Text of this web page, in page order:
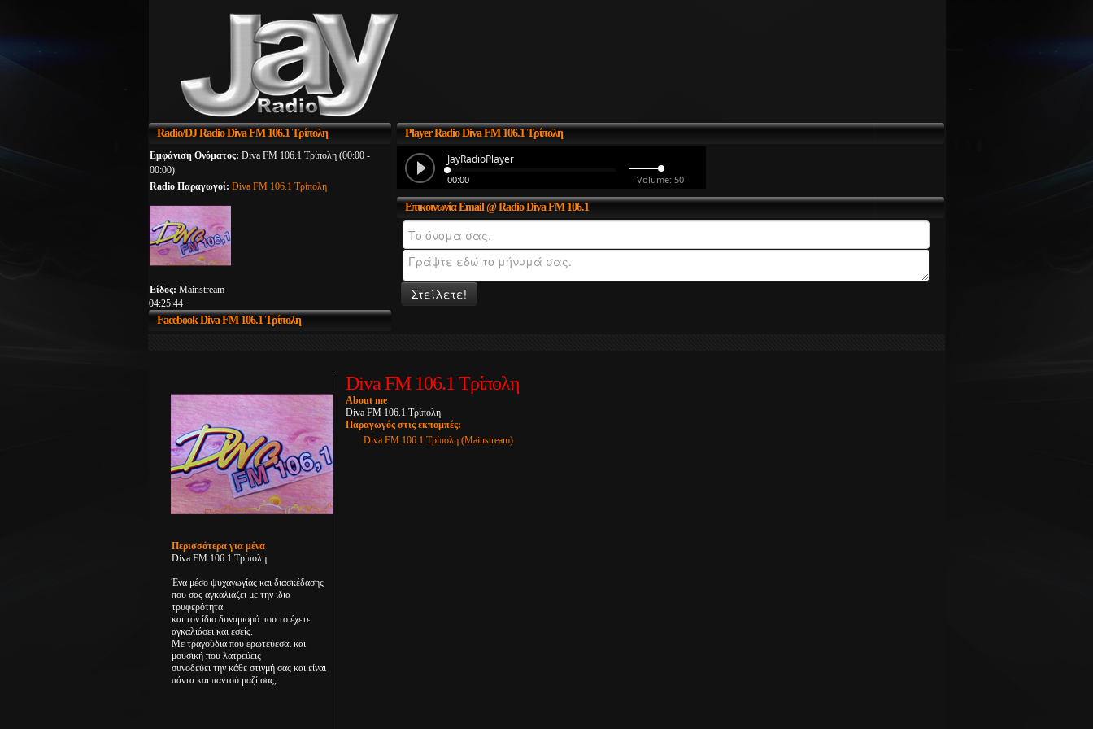
Radio/DJRadio Diva FM 106.1 Τρίπολη
Εμφάνιση Ονόματος: Diva FM 106.1 Τρίπολη (00:00 -
00:00)
Radio Παραγωγοί: Diva FM 106.1 Τρίπολη
Είδος: Mainstream
04:25:44
FacebookDiva FM 106.1 Τρίπολη
PlayerRadio Diva FM 106.1 Τρίπολη
ΕπικοινωνίαEmail @ Radio Diva FM 106.1
Στείλετε!
Περισσότερα για μένα
Diva FM 106.1 Τρίπολη
Ένα μέσο ψυχαγωγίας και διασκέδασης
που σας αγκαλιάζει με την ίδια
τρυφερότητα
και τον ίδιο δυναμισμό που το έχετε
αγκαλιάσει και εσείς.
Με τραγούδια που ερωτεύεσαι και
μουσική που λατρεύεις
συνοδεύει την κάθε στιγμή σας και είναι
πάντα και παντού μαζί σας,.
Diva FM 106.1 Τρίπολη
About me
Diva FM 106.1 Τρίπολη
Παραγωγός στις εκπομπές:
Diva FM 106.1 Τρίπολη (Mainstream)